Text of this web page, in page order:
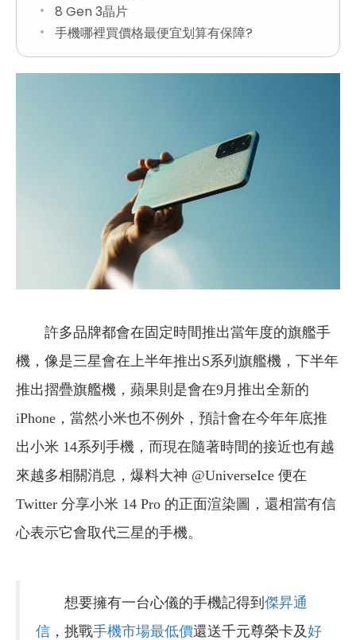
8 Gen 3晶片
手機哪裡買價格最便宜划算有保障?
許多品牌都會在固定時間推出當年度的旗艦手
機，像是三星會在上半年推出S系列旗艦機，下半年
推出摺疊旗艦機，蘋果則是會在9月推出全新的
iPhone，當然小米也不例外，預計會在今年年底推
出小米 14系列手機，而現在隨著時間的接近也有越
來越多相關消息，爆料大神 @UniverseIce 便在
Twitter 分享小米 14 Pro 的正面渲染圖，還相當有信
心表示它會取代三星的手機。
想要擁有一台心儀的手機記得到 傑昇通
信 ，挑戰手機市場最低價還送千元尊榮卡及好